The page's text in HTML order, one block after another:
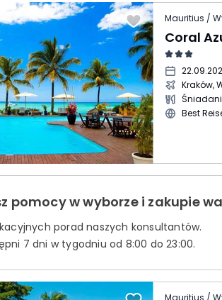
Kraków,
Best
pomocy w wyborze i zakupie
porad naszych konsultantów.
7 dni w tygodniu od 8:00 do 23:00.